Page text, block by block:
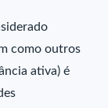
como outros
ativa) é